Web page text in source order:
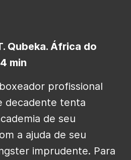
Qubeka. África do
min
profissional
decadente tenta
de seu
a ajuda de seu
imprudente. Para